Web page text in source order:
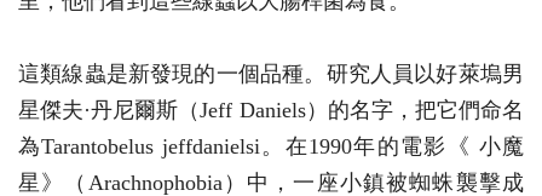
這類線蟲是新發現的一個品種。研究人員以好萊塢男
星傑夫·丹尼爾斯（Jeff Daniels）的名字，把它們命名
為Tarantobelus jeffdanielsi。在1990年的電影《 小魔
星》（Arachnophobia）中，一座小鎮被蜘蛛襲擊成